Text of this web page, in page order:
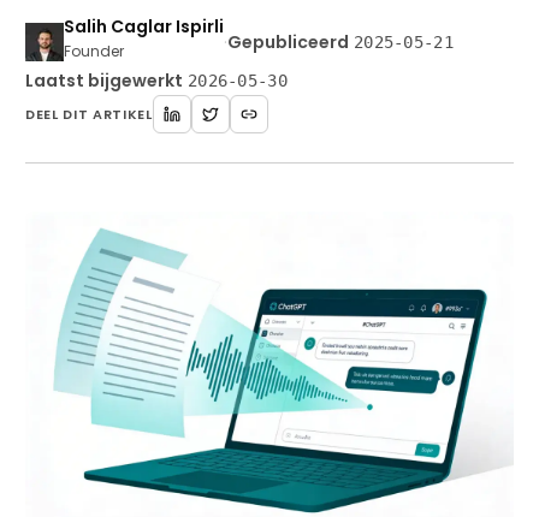
Salih Caglar Ispirli
Founder ·Gepubliceerd 2025-05-21
Laatst bijgewerkt 2026-05-30
DEEL DIT ARTIKEL